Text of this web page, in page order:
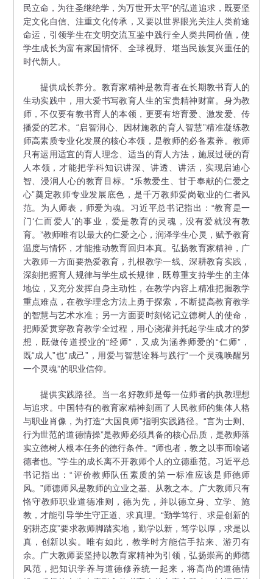
民立命，为往圣继绝学，为万世开太平”的弘道追求，既要坚
定文化自信、注重文化传承，又要以世界眼光关注人类前途
命运，引领学生在文明交流互鉴中践行全人类共同价值，使
学生成长为富有家国情怀、全球视野、堪当民族复兴重任的
时代新人。
提供成长养分。教育家精神是教育者在长期教书育人的
生动实践中，用大爱书写教育人生的宝贵精神财富。身为教
师，不仅要有教书育人的本领，更要有培育爱、激发爱、传
播爱的艺术。“启智润心、因材施教的育人智慧”精准凝练教
师高素质专业化发展的核心本领，是教师的必备素养。教师
只有运用适宜的育人理念、适当的育人方法，施展过硬的育
人本领，才能把学科知识讲深、讲透、讲活，实现启迪心
智、浸润人心的教育目标。“乐教爱生、甘于奉献的仁爱之
心”奠定教师专业发展底色，是千万教师爱岗敬业的仁者风
范。为人师表，师爱为魂。习近平总书记指出：“教育是一
门‘仁而爱人’的事业，爱是教育的灵魂，没有爱就没有教
育。”教师唯有以最大的仁爱之心，润泽学生心灵，赋予教育
温度与情怀，才能推动教育回归本真。弘扬教育家精神，广
大教师一方面要热爱教育，扎根教学一线、深耕教育实践，
深刻把握育人规律与学生成长规律，既尊重支持学生的主体
地位，又充分发挥自身主动性，在教学内容上精准把握教学
重点难点，在教学理念方法上勇于探索，不断提高教育教学
的智慧与艺术水准；另一方面要时刻铭记立德树人的使命，
把师爱贯穿教育教学全过程，用心浇灌并托起学生成才的梦
想，既做传道授业的“经师”，又成为涵养师爱的“仁师”，
既“成人”也“成己”，用爱与智慧诠释与践行“一个灵魂唤醒另
一个灵魂”的职业信仰。
提供实践路径。当一名好教师是每一位师者的执教理想
与追求。中国特有的教育家精神刻画了人民教师的集体人格
与职业肖像，为打造“大国良师”指明实践路径。“言为士则、
行为世范的道德情操”是教师必须具备的核心品质，是教师落
实立德树人根本任务的德行条件。“师也者，教之以事而喻诸
德者也。”学生的成长离不开教师个人的立德垂范。习近平总
书记指出：“评价教师队伍素质的第一标准应该是师德师
风。”师德师风是教师的立业之基、从教之本。广大教师只有
恪守教师职业道德准则，德为先，并以德立身、立学、施
教，才能引导学生守正道、求真理。“勤学笃行、求是创新的
躬耕态度”要求教师脚踏实地，勤学以新，笃学以厚，求是以
真，创新以实。唯有如此，教学时方能信手拈来、游刃有
余。广大教师要坚持以教育家精神为引领，弘扬崇高的师德
风范，把知识学养与道德修养统一起来，将高尚的道德情